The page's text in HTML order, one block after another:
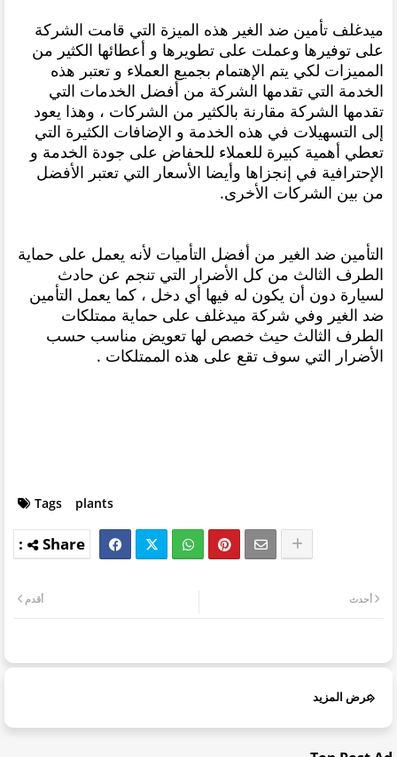
ميدغلف تأمين ضد الغير هذه الميزة التي قامت الشركة
على توفيرها وعملت على تطويرها و أعطائها الكثير من
المميزات لكي يتم الإهتمام بجميع العملاء و تعتبر هذه
الخدمة التي تقدمها الشركة من أفضل الخدمات التي
تقدمها الشركة مقارنة بالكثير من الشركات ، وهذا يعود
إلى التسهيلات في هذه الخدمة و الإضافات الكثيرة التي
تعطي أهمية كبيرة للعملاء للحفاض على جودة الخدمة و
الإحترافية في إنجزاها وأيضا الأسعار التي تعتبر الأفضل
من بين الشركات الأخرى.
التأمين ضد الغير من أفضل التأميات لأنه يعمل على حماية
الطرف الثالث من كل الأضرار التي تنجم عن حادث
لسيارة دون أن يكون له فيها أي دخل ، كما يعمل التأمين
ضد الغير وفي شركة ميدغلف على حماية ممتلكات
الطرف الثالث حيث خصص لها تعويض مناسب حسب
الأضرار التي سوف تقع على هذه الممتلكات .
Tags plants
أحدث أقدم
عرض المزيد